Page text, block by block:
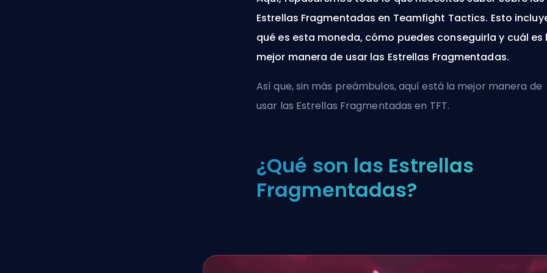
Estrellas Fragmentadas en Teamfight Tactics. Esto
qué es esta moneda, cómo puedes conseguirla y cuál es
mejor manera de usar las Estrellas Fragmentadas.
Así que, sin más preámbulos, aquí está la mejor manera de
usar las Estrellas Fragmentadas en TFT.
¿Qué son las Estrellas
Fragmentadas?